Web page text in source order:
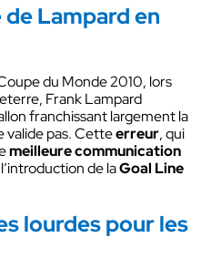
Lampard en
du Monde 2010, lors
Frank Lampard
franchissant largement la
valide pas. Cetteerreur, qui
meilleure communication
de laGoal Line
lourdes pour les